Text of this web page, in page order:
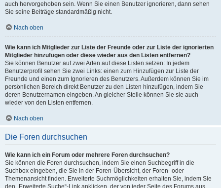
auch hervorgehoben sein. Wenn Sie einen Benutzer ignorieren, dann sehen
Sie seine Beiträge standardmäßig nicht.
Nach oben
Wie kann ich Mitglieder zur Liste der Freunde oder zur Liste der ignorierten
Mitglieder hinzufügen oder diese wieder aus den Listen entfernen?
Sie können Benutzer auf zwei Arten auf diese Listen setzen: In jedem
Benutzerprofil sehen Sie zwei Links: einen zum Hinzufügen zur Liste der
Freunde und einen zum Ignorieren des Benutzers. Außerdem können Sie im
persönlichen Bereich direkt Benutzer zu den Listen hinzufügen, indem Sie
deren Benutzernamen eingeben. An gleicher Stelle können Sie sie auch
wieder von den Listen entfernen.
Nach oben
Die Foren durchsuchen
Wie kann ich ein Forum oder mehrere Foren durchsuchen?
Sie können die Foren durchsuchen, indem Sie einen Suchbegriff in die
Suchbox eingeben, die Sie in der Foren-Übersicht, der Foren- oder
Themenansicht finden. Erweiterte Suchmöglichkeiten erhalten Sie, indem Sie
den „Erweiterte Suche“-Link anklicken, der von jeder Seite des Forums aus